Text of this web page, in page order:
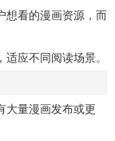
想看的漫画资源，而
应不同阅读场景。
大量漫画发布或更